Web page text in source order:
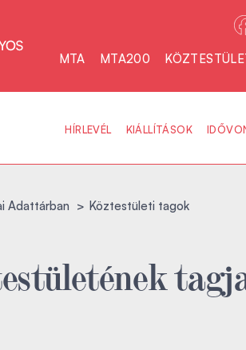
MTA MTA200
HÍRLEVÉL KIÁLLÍTÁSOK
Adattárban Köztestületi tagok